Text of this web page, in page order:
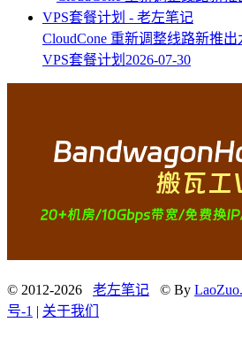
CloudCone 重新调整线路新推
VPS套餐计划 2026-07-30
© 2012-2026 老左笔记 © By
号-1 | 关于我们